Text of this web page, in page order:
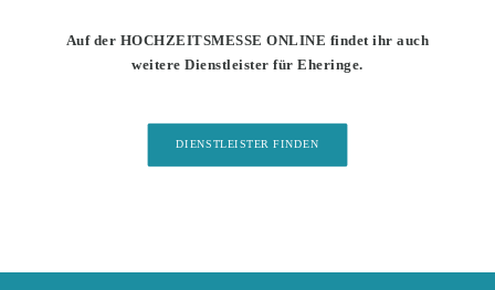
Auf der HOCHZEITSMESSE ONLINE findet ihr auch
weitere Dienstleister für Eheringe.
DIENSTLEISTER FINDEN